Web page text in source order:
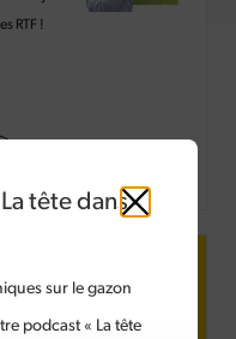
RTF !
Fermer
tête dans
sur le gazon
podcast « La tête